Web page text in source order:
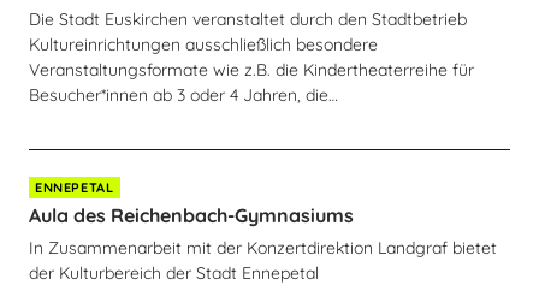
Die Stadt Euskirchen veranstaltet durch den Stadtbetrieb
Kultureinrichtungen ausschließlich besondere
Veranstaltungsformate wie z.B. die Kindertheaterreihe für
Besucher*innen ab 3 oder 4 Jahren, die…
ENNEPETAL
Aula des Reichenbach-Gymnasiums
In Zusammenarbeit mit der Konzertdirektion Landgraf bietet
der Kulturbereich der Stadt Ennepetal